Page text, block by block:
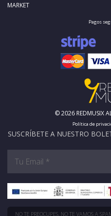
MARKET
Pagos
© 2026 REDMUSIX
Política de
SUSCRÍBETE A NUESTRO
NO TE PREOCUPES, NO TE VAMOS A